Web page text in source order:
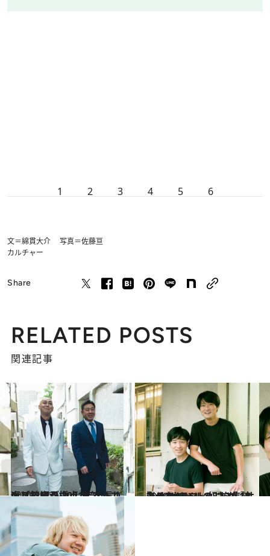
1 2 3 4 5 6
文＝綿貫大介 写真＝佐藤亘
カルチャー
Share
RELATED POSTS
関連記事
2021.12.2
大ブレイク中！ お笑いコンビ錦鯉が 2021年を振り返り＆自己採点！
カルチャー 2021.11.16
ジャルジャルの2人が 11人の“オモロい奴”を集結させた コントシネマ『サンチョー』
カルチャー